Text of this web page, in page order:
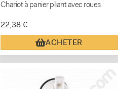
Chariot à panier pliant avec roues
22,38 €
ACHETER